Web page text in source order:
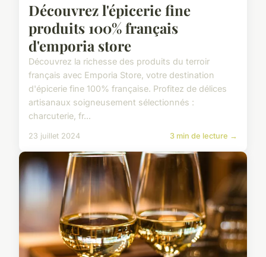
Découvrez l'épicerie fine
produits 100% français
d'emporia store
Découvrez la richesse des produits du terroir
français avec Emporia Store, votre destination
d'épicerie fine 100% française. Profitez de délices
artisanaux soigneusement sélectionnés :
charcuterie, fr...
23 juillet 2024 3 min de lecture →